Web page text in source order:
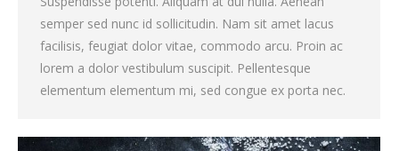
semper sed nunc id sollicitudin. Nam sit amet lacus
facilisis, feugiat dolor vitae, commodo arcu. Proin ac
lorem a dolor vestibulum suscipit. Pellentesque
elementum elementum mi, sed congue ex porta nec.